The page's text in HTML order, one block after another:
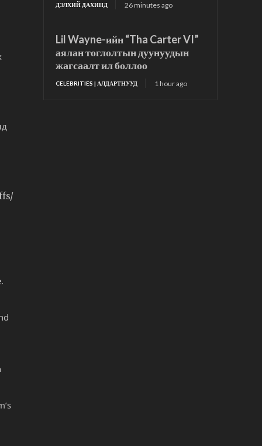
ДЭЛХИЙ ДАХИНД 26 minutes ago
Lil Wayne-ийн “Tha Carter VI”
аялан тоглолтын дуунуудын
жагсаалт ил боллоо
CELEBRITIES | АЛДАРТНУУД 1 hour ago